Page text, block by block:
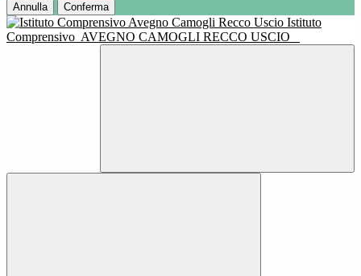
Annulla Conferma
Istituto
Comprensivo AVEGNO CAMOGLI RECCO USCIO